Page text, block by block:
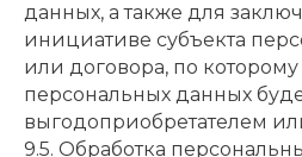
данных, а также для
инициативе субъекта
или договора, по которому
персональных данных
выгодоприобретателем
9.5. Обработка